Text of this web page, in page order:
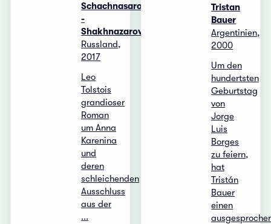
Schachnasarow
-
Shakhnazarov
Russland,
2017
Leo
Tolstois
grandioser
Roman
um Anna
Karenina
und
deren
schleichenden
Ausschluss
aus der
...
Tristan
Bauer
Argentinien,
2000
Um den
hundertsten
Geburtstag
von
Jorge
Luis
Borges
zu feiern,
hat
Tristán
Bauer
einen